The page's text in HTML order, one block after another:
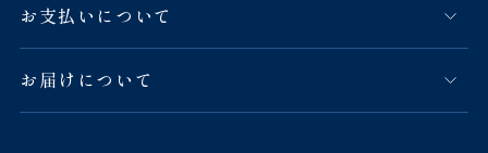
お支払いについて
お届けについて